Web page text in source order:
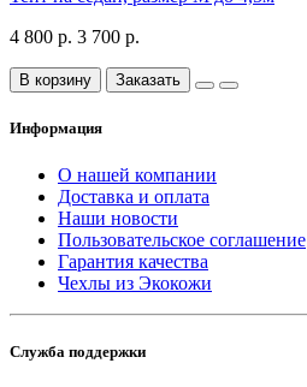
4 800 р. 3 700 р.
В корзину Заказать
Информация
О нашей компании
Доставка и оплата
Наши новости
Пользовательское соглашение
Гарантия качества
Чехлы из Экокожи
Служба поддержки